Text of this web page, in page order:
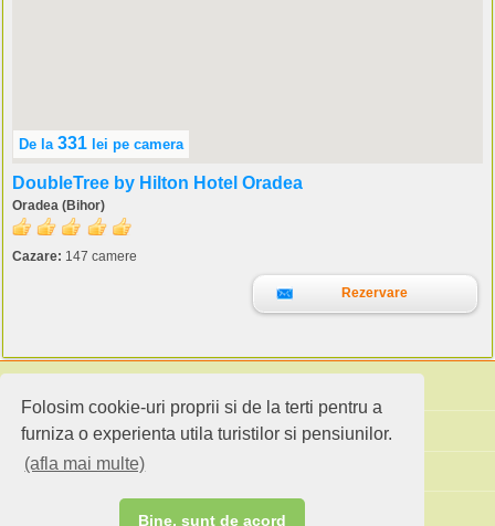
Folosim cookie-uri proprii si de la terti pentru a
furniza o experienta utila turistilor si pensiunilor.
(afla mai multe)
Bine, sunt de acord
De la 331 lei pe camera
DoubleTree by Hilton Hotel Oradea
Oradea (Bihor)
Cazare: 147 camere
Rezervare
Cauta pensiuni